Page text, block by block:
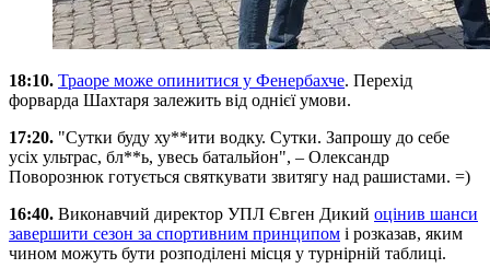
18:10. Траоре може опинитися у Фенербахче. Перехід
форварда Шахтаря залежить від однієї умови.
17:20. "Сутки буду ху**ити водку. Сутки. Запрошу до себе
усіх ультрас, бл**ь, увесь батальйон", – Олександр
Поворознюк готується святкувати звитягу над рашистами. =)
16:40. Виконавчий директор УПЛ Євген Дикий оцінив шанси
завершити сезон за спортивним принципом і розказав, яким
чином можуть бути розподілені місця у турнірній таблиці.